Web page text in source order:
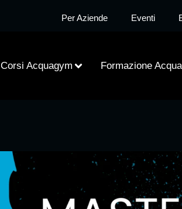
Per Aziende Eventi
Corsi Acquagym Formazione